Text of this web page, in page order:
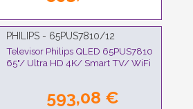
PHILIPS - 65PUS7810/12
Televisor Philips QLED 65PUS7810
65"/ Ultra HD 4K/ Smart TV/ WiFi
593,08 €